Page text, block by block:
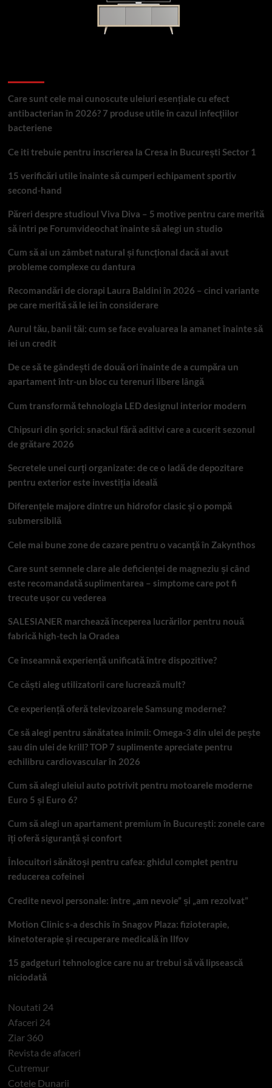
Care sunt cele mai cunoscute uleiuri esențiale cu efect
antibacterian în 2026? 7 produse utile în cazul infecțiilor
bacteriene
Ce iti trebuie pentru inscrierea la Cresa in București Sector 1
15 verificări utile înainte să cumperi echipament sportiv
second-hand
Păreri despre studioul Viva Diva – 5 motive pentru care merită
să intri pe Forumvideochat înainte să alegi un studio
Cum să ai un zâmbet natural și funcțional dacă ai avut
probleme complexe cu dantura
Recomandări de ciorapi Laura Baldini în 2026 – cinci variante
pe care merită să le iei în considerare
Aurul tău, banii tăi: cum se face evaluarea la amanet înainte să
iei un credit
De ce să te gândești de două ori înainte de a cumpăra un
apartament într-un bloc cu terenuri libere lângă
Cum transformă tehnologia LED designul interior modern
Chipsuri din șorici: snackul fără aditivi care a cucerit sezonul
de grătare 2026
Secretele unei curți organizate: de ce o ladă de depozitare
pentru exterior este investiția ideală
Diferențele majore dintre un hidrofor clasic și o pompă
submersibilă
Cele mai bune zone de cazare pentru o vacanță în Zakynthos
Care sunt semnele clare ale deficienței de magneziu și când
este recomandată suplimentarea – simptome care pot fi
trecute ușor cu vederea
SALESIANER marchează începerea lucrărilor pentru nouă
fabrică high-tech la Oradea
Ce înseamnă experiență unificată între dispozitive?
Ce căști aleg utilizatorii care lucrează mult?
Ce experiență oferă televizoarele Samsung moderne?
Ce să alegi pentru sănătatea inimii: Omega-3 din ulei de pește
sau din ulei de krill? TOP 7 suplimente apreciate pentru
echilibru cardiovascular în 2026
Cum să alegi uleiul auto potrivit pentru motoarele moderne
Euro 5 și Euro 6?
Cum să alegi un apartament premium în București: zonele care
îți oferă siguranță și confort
Înlocuitori sănătoși pentru cafea: ghidul complet pentru
reducerea cofeinei
Credite nevoi personale: între „am nevoie” și „am rezolvat”
Motion Clinic s-a deschis în Snagov Plaza: fizioterapie,
kinetoterapie și recuperare medicală în Ilfov
15 gadgeturi tehnologice care nu ar trebui să vă lipsească
niciodată
Noutati 24
Afaceri 24
Ziar 360
Revista de afaceri
Cutremur
Cotele Dunarii